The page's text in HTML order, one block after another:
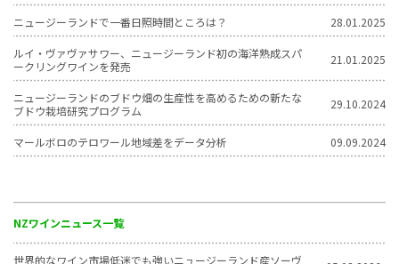
NZワインニュース一覧
世界的なワイン市場低迷でも強いニュージーランド産ソーヴ
ニュージーランドで一番日照時間ところは？ 28.01.2025
ルイ・ヴァヴァサワー、ニュージーランド初の海洋熟成スパ
ークリングワインを発売
21.01.2025
ニュージーランドのブドウ畑の生産性を高めるための新たな
ブドウ栽培研究プログラム
29.10.2024
マールボロのテロワール地域差をデータ分析 09.09.2024